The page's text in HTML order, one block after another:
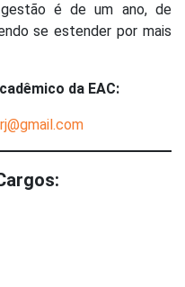
é de um ano, de
se estender por mais
da EAC: